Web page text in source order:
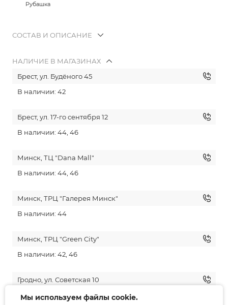
Рубашка
СОСТАВ И ОПИСАНИЕ
НАЛИЧИЕ В МАГАЗИНАХ
Брест, ул. Будёного 45
В наличии: 42
Брест, ул. 17-го сентября 12
В наличии: 44, 46
Минск, ТЦ "Dana Mall"
В наличии: 44, 46
Минск, ТРЦ "Галерея Минск"
В наличии: 44
Минск, ТРЦ "Green City"
В наличии: 42, 46
Гродно, ул. Советская 10
В наличии: 42, 44, 46
Мы используем файлы cookie.